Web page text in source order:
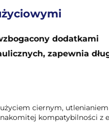
dodatkami
zapewnia
ciernym,
kompatybilności z